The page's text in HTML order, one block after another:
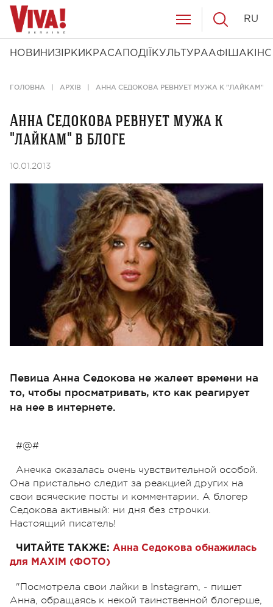
НОВИНИ ЗІРКИ КРАСА ПОДІЇ КУЛЬТУРААФІША КІНО
RU
ГОЛОВНА АРХІВ АННА СЕДОКОВА РЕВНУЕТ МУЖА К "ЛАЙКАМ" В
Анна Седокова ревнует мужа к
"лайкам" в блоге
10.01.2013
Певица Анна Седокова не жалеет времени на
то, чтобы просматривать, кто как реагирует
на нее в интернете.
#@#
Анечка оказалась очень чувствительной особой.
Она пристально следит за реакцией других на
свои всяческие посты и комментарии. А блогер
Седокова активный: ни дня без строчки.
Настоящий писатель!
ЧИТАЙТЕ ТАКЖЕ: Анна Седокова обнажилась
для MAXIM (ФОТО)
"Посмотрела свои лайки в Instagram, - пишет
Анна, обращаясь к некой таинственной блогерше,